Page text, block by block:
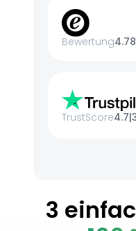
Bewertung4.78
TrustScore4.7|
3